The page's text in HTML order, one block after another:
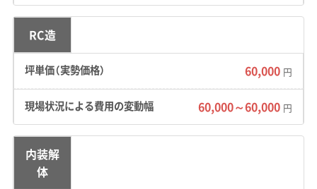
道が多く残っています。一方で、開発が進む国道
122号周辺は、商業施設へ向かう車で渋滞しやす
く、工事車両の出入りに影響が出ることがあり
ます。
費用への影響：地盤が弱いため、見積もり段階で
は分からなかった地中杭や古い基礎が見つか
り、追加費用が発生するリスクがあります。狭い
道では重機が入れず手作業が増えるため、坪単
RC造
60,000 円
60,000～60,000 円
内装解
体